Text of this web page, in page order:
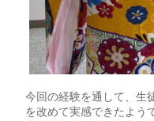
今回の経験を通して、生
を改めて実感できたよう